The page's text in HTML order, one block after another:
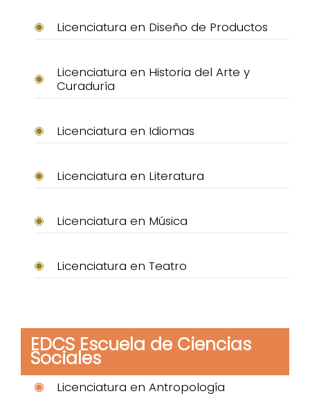
Licenciatura en Diseño de Productos
Licenciatura en Historia del Arte y
Curaduría
Licenciatura en Idiomas
Licenciatura en Literatura
Licenciatura en Música
Licenciatura en Teatro
EDCS Escuela de Ciencias
Sociales
Licenciatura en Antropología